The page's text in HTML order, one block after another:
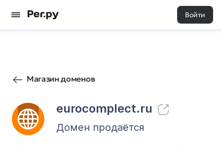
Войти
Магазин доменов
eurocomplect.ru
745 0
Домен продаётся